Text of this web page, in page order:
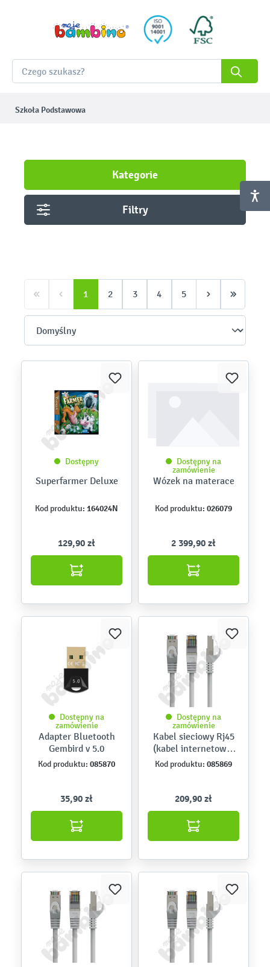
Szkoła Podstawowa
Kategorie
Filtry
1 2 3 4 5
Dostępny
Superfarmer Deluxe
Kod produktu: 164024N
129,90 zł
Dostępny na
zamówienie
Wózek na materace
Kod produktu: 026079
2 399,90 zł
Dostępny na
zamówienie
Adapter Bluetooth
Gembird v 5.0
Kod produktu: 085870
35,90 zł
Dostępny na
zamówienie
Kabel sieciowy Rj45
(kabel internetowy)
50 m
Kod produktu: 085869
209,90 zł